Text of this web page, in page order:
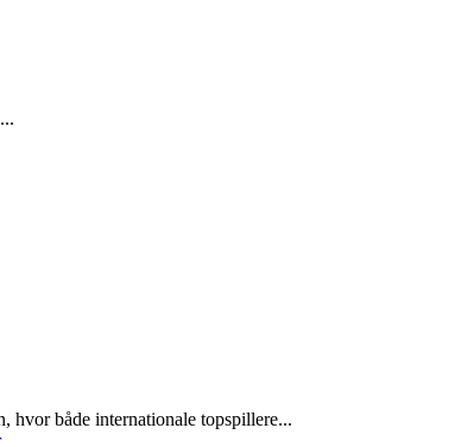
hvor både internationale topspillere...